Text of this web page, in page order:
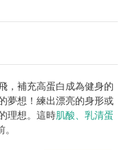
，補充高蛋白成為健身的
夢想！練出漂亮的身形或
理想。這時肌酸、乳清蛋